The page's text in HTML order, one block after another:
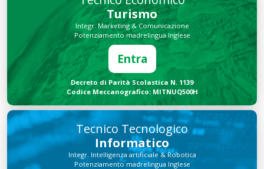
Turismo
Integr. Marketing & Comunicazione
Potenziamento madrelingua Inglese
Entra
Decreto di Parità Scolastica N. 1139
Codice Meccanografico: MITNUQ500H
Tecnico Tecnologico
Informatico
Integr. Intelligenza artificiale & Robotica
Potenziamento madrelingua Inglese